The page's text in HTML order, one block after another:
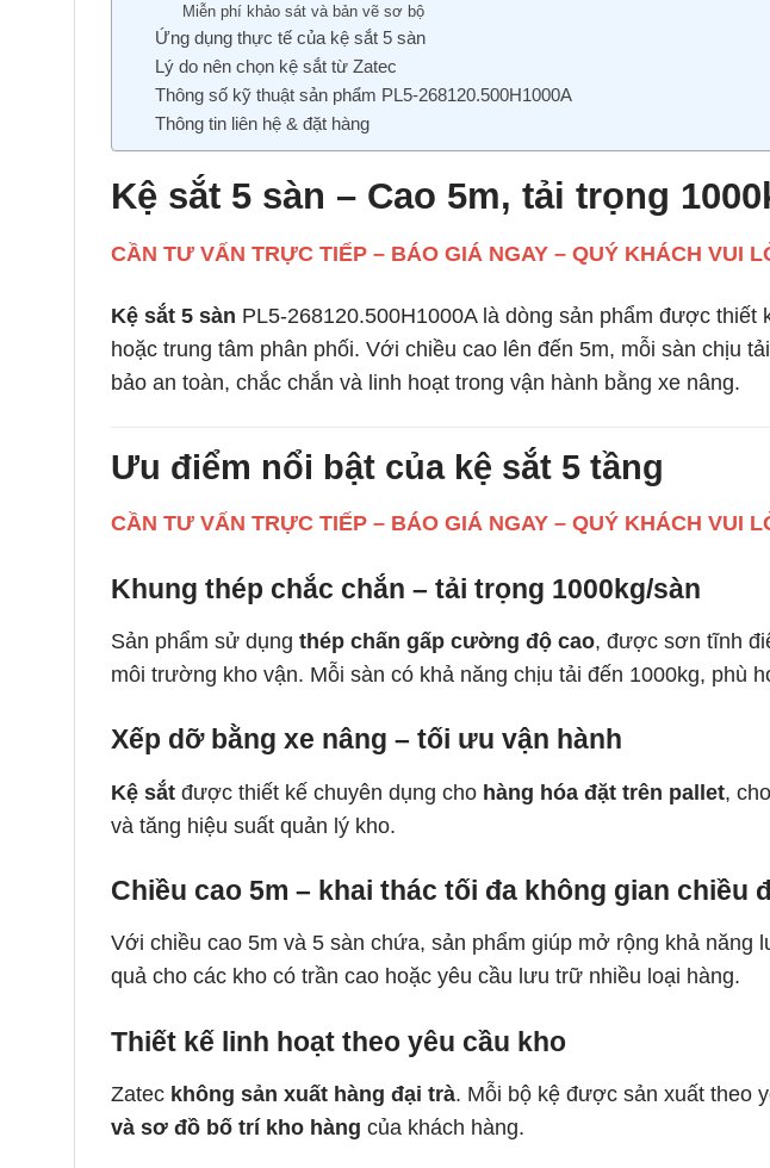
Miễn phí khảo sát và bản vẽ sơ bộ
Ứng dụng thực tế của kệ sắt 5 sàn
Lý do nên chọn kệ sắt từ Zatec
Thông số kỹ thuật sản phẩm PL5-268120.500H1000A
Thông tin liên hệ & đặt hàng
Kệ sắt 5 sàn – Cao 5m, tải trọng
CẦN TƯ VẤN TRỰC TIẾP – BÁO GIÁ NGAY – QUÝ KHÁCH VUI
Kệ sắt 5 sàn PL5-268120.500H1000A là dòng sản phẩm được
hoặc trung tâm phân phối. Với chiều cao lên đến 5m, mỗi sàn chịu
bảo an toàn, chắc chắn và linh hoạt trong vận hành bằng xe nâng.
Ưu điểm nổi bật của kệ sắt 5 tầng
CẦN TƯ VẤN TRỰC TIẾP – BÁO GIÁ NGAY – QUÝ KHÁCH VUI
Khung thép chắc chắn – tải trọng 1000kg/sàn
Sản phẩm sử dụng thép chấn gấp cường độ cao, được sơn tĩnh
môi trường kho vận. Mỗi sàn có khả năng chịu tải đến 1000kg, phù
Xếp dỡ bằng xe nâng – tối ưu vận hành
Kệ sắt được thiết kế chuyên dụng cho hàng hóa đặt trên pallet,
và tăng hiệu suất quản lý kho.
Chiều cao 5m – khai thác tối đa không gian chiều
Với chiều cao 5m và 5 sàn chứa, sản phẩm giúp mở rộng khả
quả cho các kho có trần cao hoặc yêu cầu lưu trữ nhiều loại hàng.
Thiết kế linh hoạt theo yêu cầu kho
Zatec không sản xuất hàng đại trà. Mỗi bộ kệ được sản xuất theo
và sơ đồ bố trí kho hàng của khách hàng.